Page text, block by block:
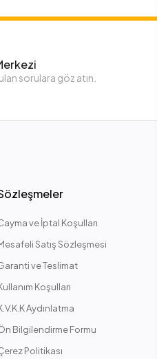
sorulara göz atın.
ve İptal Koşulları
Satış Sözleşmesi
ve Teslimat
Koşulları
Aydınlatma
Bilgilendirme Formu
Politikası